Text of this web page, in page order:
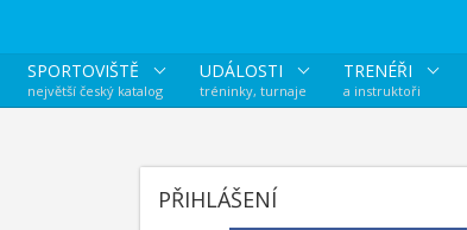
SPORTOVIŠTĚ
největší český katalog
UDÁLOSTI
tréninky, turnaje
TRENÉŘI
a instruktoři
PŘIHLÁŠENÍ